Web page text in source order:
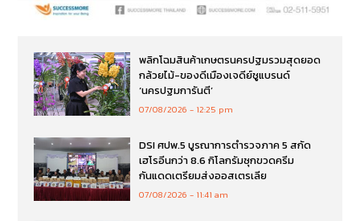
พลิกโฉมสินค้าเกษตรนครปฐมรวมสุดยอด
กล้วยไม้-ของดีเมืองเจดีย์ชูแบรนด์
‘นครปฐมการันตี’
07/08/2026 12:25 pm
DSI ศปพ.5 บูรณาการตำรวจภาค 5 สกัด
เฮโรอีนกว่า 8.6 กิโลกรัมซุกขวดครีม
กันแดดเตรียมส่งออสเตรเลีย
07/08/2026 11:41 am